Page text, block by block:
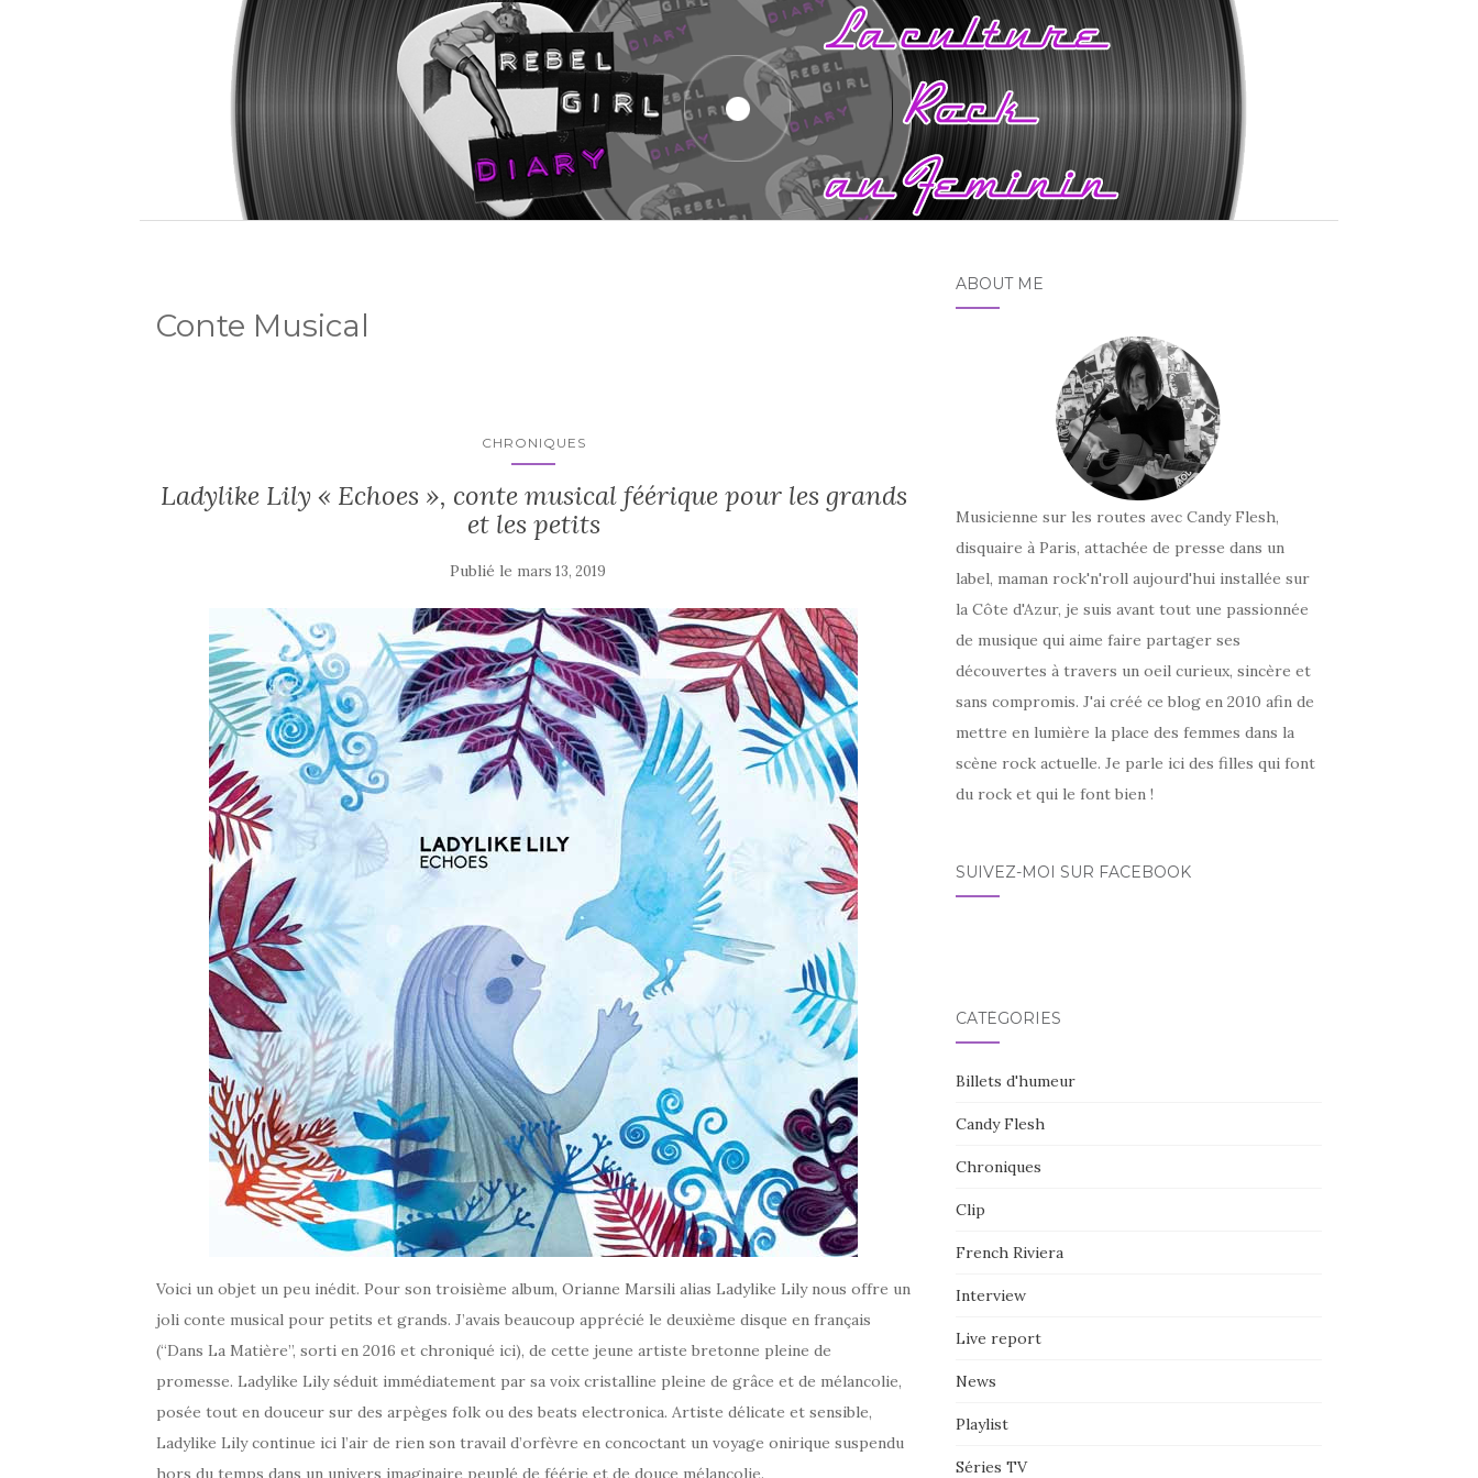
Conte Musical
CHRONIQUES
Ladylike Lily « Echoes », conte musical féérique pour les grands
et les petits
Publié le mars 13, 2019
Voici un objet un peu inédit. Pour son troisième album, Orianne Marsili alias Ladylike Lily nous offre un
joli conte musical pour petits et grands. J’avais beaucoup apprécié le deuxième disque en français
(“Dans La Matière”, sorti en 2016 et chroniqué ici), de cette jeune artiste bretonne pleine de
promesse. Ladylike Lily séduit immédiatement par sa voix cristalline pleine de grâce et de mélancolie,
posée tout en douceur sur des arpèges folk ou des beats electronica. Artiste délicate et sensible,
Ladylike Lily continue ici l’air de rien son travail d’orfèvre en concoctant un voyage onirique suspendu
hors du temps dans un univers imaginaire peuplé de féérie et de douce mélancolie.
ABOUT ME
Musicienne sur les routes avec Candy Flesh,
disquaire à Paris, attachée de presse dans un
label, maman rock'n'roll aujourd'hui installée sur
la Côte d'Azur, je suis avant tout une passionnée
de musique qui aime faire partager ses
découvertes à travers un oeil curieux, sincère et
sans compromis. J'ai créé ce blog en 2010 afin de
mettre en lumière la place des femmes dans la
scène rock actuelle. Je parle ici des filles qui font
du rock et qui le font bien !
SUIVEZ-MOI SUR FACEBOOK
CATÉGORIES
Billets d'humeur
Candy Flesh
Chroniques
Clip
French Riviera
Interview
Live report
News
Playlist
Séries TV